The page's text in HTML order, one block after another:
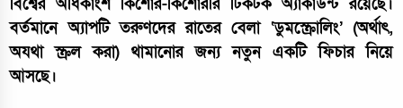
বর্তমানে অ্যাপটি তরুণদের রাতের বেলা ‘ডুমস্ক্রোলিং’ (অর্থাৎ,
অযথা স্ক্রল করা) থামানোর জন্য নতুন একটি ফিচার নিয়ে
আসছে।